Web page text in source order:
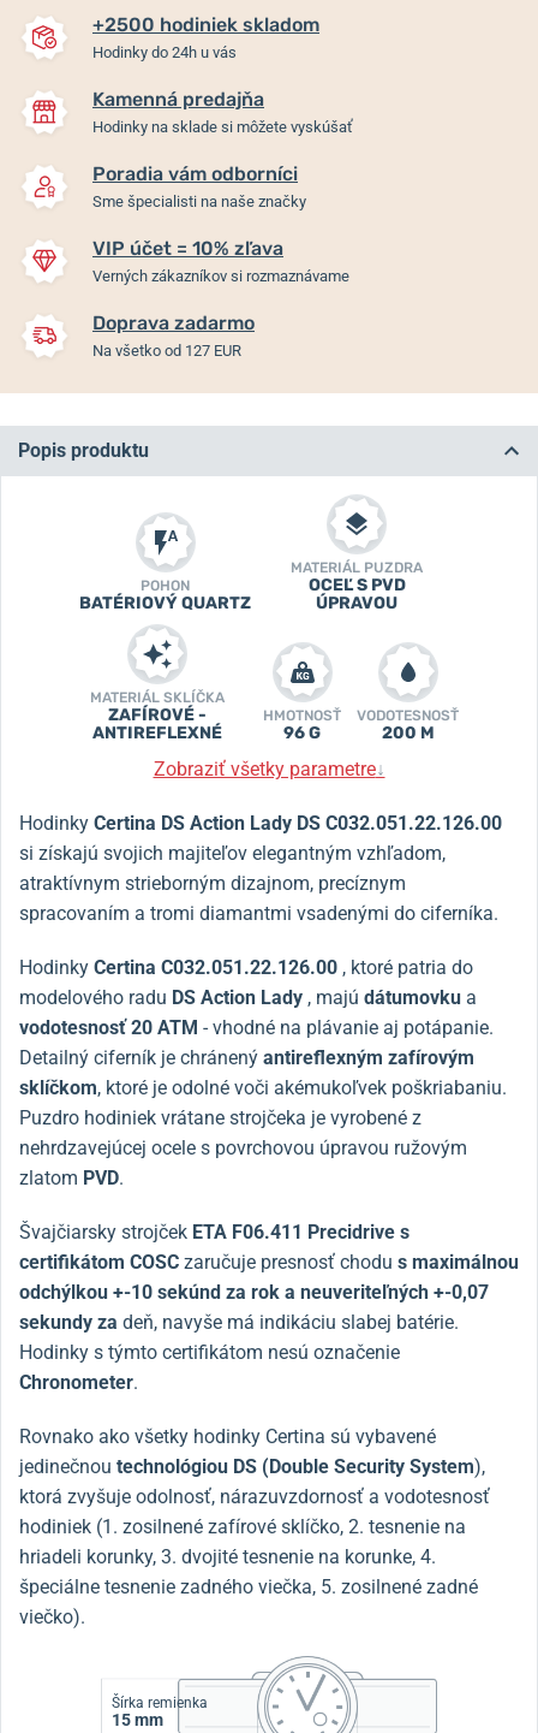
+2500 hodiniek skladom
Hodinky do 24h u vás
Kamenná predajňa
Hodinky na sklade si môžete vyskúšať
Poradia vám odborníci
Sme špecialisti na naše značky
VIP účet = 10% zľava
Verných zákazníkov si rozmaznávame
Doprava zadarmo
Na všetko od 127 EUR
Popis produktu
POHON
BATÉRIOVÝ QUARTZ
MATERIÁL PUZDRA
OCEĽ S PVD
ÚPRAVOU
MATERIÁL SKLÍČKA
ZAFÍROVÉ -
ANTIREFLEXNÉ
HMOTNOSŤ
96 G
VODOTESNOSŤ
200 M
Zobraziť všetky parametre↓
Hodinky Certina DS Action Lady DS C032.051.22.126.00
si získajú svojich majiteľov elegantným vzhľadom,
atraktívnym strieborným dizajnom, precíznym
spracovaním a tromi diamantmi vsadenými do ciferníka.
Hodinky Certina C032.051.22.126.00 , ktoré patria do
modelového radu DS Action Lady , majú dátumovku a
vodotesnosť 20 ATM - vhodné na plávanie aj potápanie.
Detailný ciferník je chránený antireflexným zafírovým
sklíčkom, ktoré je odolné voči akémukoľvek poškriabaniu.
Puzdro hodiniek vrátane strojčeka je vyrobené z
nehrdzavejúcej ocele s povrchovou úpravou ružovým
zlatom PVD.
Švajčiarsky strojček ETA F06.411 Precidrive s
certifikátom COSC zaručuje presnosť chodu s maximálnou
odchýlkou +-10 sekúnd za rok a neuveriteľných +-0,07
sekundy za deň, navyše má indikáciu slabej batérie.
Hodinky s týmto certifikátom nesú označenie
Chronometer.
Rovnako ako všetky hodinky Certina sú vybavené
jedinečnou technológiou DS (Double Security System),
ktorá zvyšuje odolnosť, nárazuvzdornosť a vodotesnosť
hodiniek (1. zosilnené zafírové sklíčko, 2. tesnenie na
hriadeli korunky, 3. dvojité tesnenie na korunke, 4.
špeciálne tesnenie zadného viečka, 5. zosilnené zadné
viečko).
Šírka remienka
15 mm